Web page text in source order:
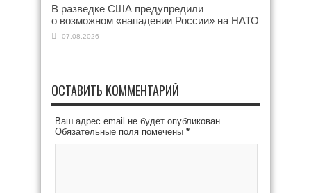
В разведке США предупредили
о возможном «нападении России» на НАТО
07.08.2026
ОСТАВИТЬ КОММЕНТАРИЙ
Ваш адрес email не будет опубликован.
Обязательные поля помечены *